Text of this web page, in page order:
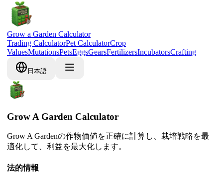
Grow a Garden Calculator
Trading CalculatorPet CalculatorCrop
ValuesMutationsPetsEggsGearsFertilizersIncubatorsCrafting
日本語
Grow A Garden Calculator
Grow A Gardenの作物価値を正確に計算し、栽培戦略を最
適化して、利益を最大化します。
法的情報